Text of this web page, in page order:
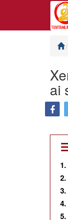
Tử Vi Đẩu Số
Tử Vi 12 Con
Văn Hoa Tâm
ai